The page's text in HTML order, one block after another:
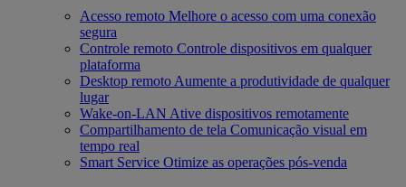
Acesso remoto Melhore o acesso com uma conexão
segura
Controle remoto Controle dispositivos em qualquer
plataforma
Desktop remoto Aumente a produtividade de qualquer
lugar
Wake-on-LAN Ative dispositivos remotamente
Compartilhamento de tela Comunicação visual em
tempo real
Smart Service Otimize as operações pós-venda